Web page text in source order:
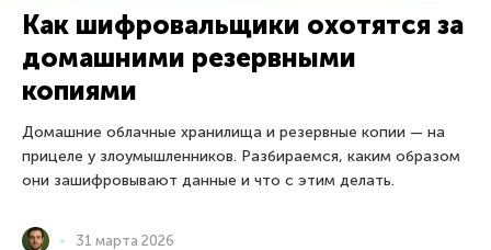
Как шифровальщики охотятся за
домашними резервными
копиями
Домашние облачные хранилища и резервные копии — на
прицеле у злоумышленников. Разбираемся, каким образом
они зашифровывают данные и что с этим делать.
31 марта 2026